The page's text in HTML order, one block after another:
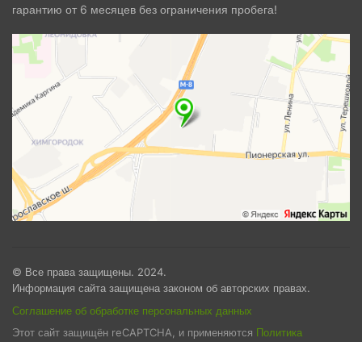
гарантию от 6 месяцев без ограничения пробега!
© Все права защищены. 2024.
Информация сайта защищена законом об авторских правах.
Соглашение об обработке персональных данных
Этот сайт защищён reCAPTCHA, и применяются Политика